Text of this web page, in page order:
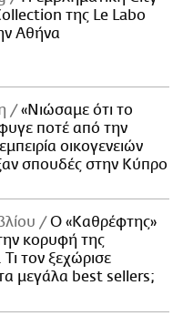
της Le Labo
Αθήνα
«Νιώσαμε ότι το
ποτέ από την
οικογενειών
σπουδές στην Κύπρο
Ο «Καθρέφτης»
κορυφή της
τον ξεχώρισε
μεγάλα best sellers;